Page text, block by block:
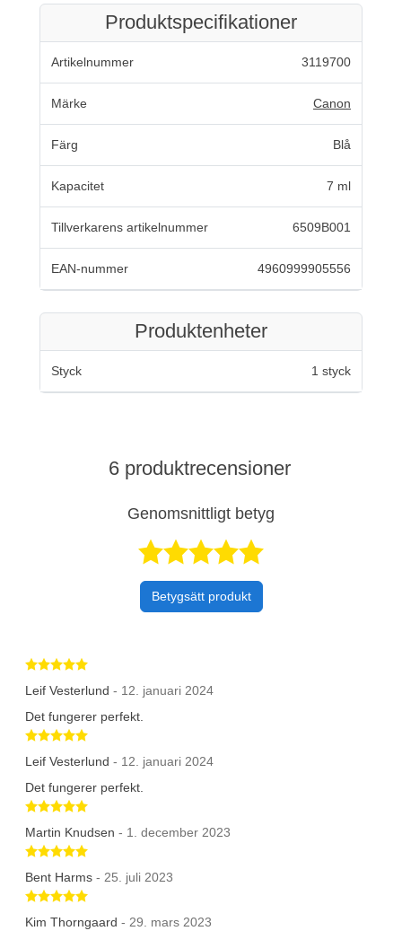
Produktspecifikationer
Artikelnummer 3119700
Märke Canon
Färg Blå
Kapacitet 7 ml
Tillverkarens artikelnummer 6509B001
EAN-nummer 4960999905556
Produktenheter
Styck 1 styck
6 produktrecensioner
Genomsnittligt betyg
Betygsatt 5 av
Betygsätt produkt
Betygsatt 5 av 5 stjärnor
Leif Vesterlund - 12. januari 2024
Det fungerer perfekt.
Betygsatt 5 av 5 stjärnor
Leif Vesterlund - 12. januari 2024
Det fungerer perfekt.
Betygsatt 5 av 5 stjärnor
Martin Knudsen - 1. december 2023
Betygsatt 5 av 5 stjärnor
Bent Harms - 25. juli 2023
Betygsatt 5 av 5 stjärnor
Kim Thorngaard - 29. mars 2023